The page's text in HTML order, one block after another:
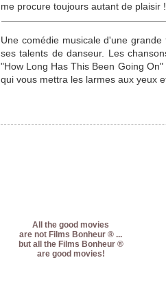
me procure toujours autant de plaisir
Une comédie musicale d'une
ses talents de danseur. Les
"How Long Has This Been Going
qui vous mettra les larmes aux yeux
All the good movies
are not Films Bonheur ® ...
but all the Films Bonheur ®
are good movies!